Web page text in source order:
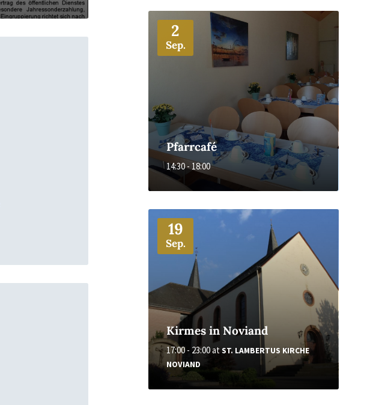
2
Sep.
Pfarrcafé
14:30 - 18:00
More
19
Sep.
Kirmes in Noviand
17:00 - 23:00atST. LAMBERTUS KIRCHE
NOVIAND
More